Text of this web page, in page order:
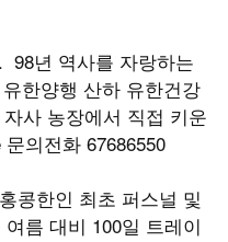
98년 역사를 자랑하는
한양행 산하 유한건강
사 농장에서 직접 키운
의전화 67686550
콩한인 최초 퍼스널 및
름 대비 100일 트레이